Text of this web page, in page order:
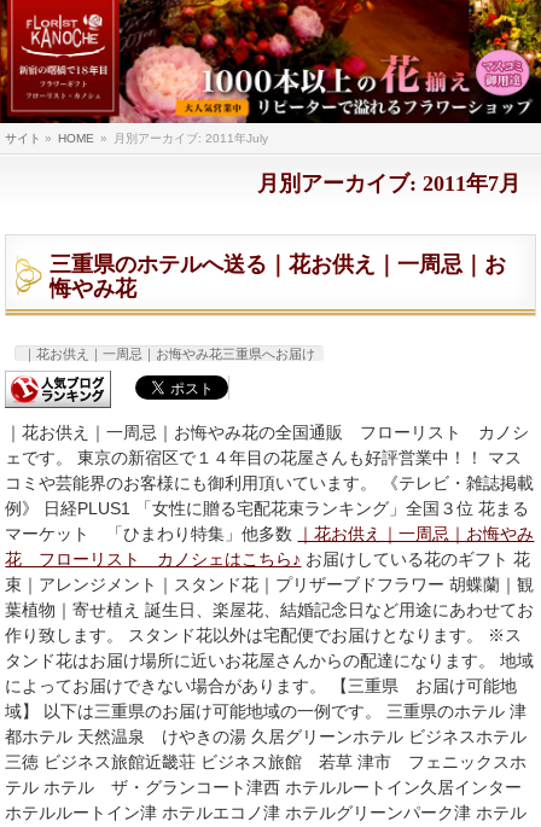
サイト » HOME » 月別アーカイブ: 2011年July
月別アーカイブ: 2011年7月
三重県のホテルへ送る｜花お供え｜一周忌｜お
悔やみ花
｜花お供え｜一周忌｜お悔やみ花三重県へお届け
｜花お供え｜一周忌｜お悔やみ花の全国通販 フローリスト カノシ
ェです。 東京の新宿区で１４年目の花屋さんも好評営業中！！ マス
コミや芸能界のお客様にも御利用頂いています。 《テレビ・雑誌掲載
例》 日経PLUS1 「女性に贈る宅配花束ランキング」全国３位 花まる
マーケット 「ひまわり特集」他多数
｜花お供え｜一周忌｜お悔やみ
花 フローリスト カノシェはこちら♪ お届けしている花のギフト 花
束｜アレンジメント｜スタンド花｜プリザーブドフラワー 胡蝶蘭｜観
葉植物｜寄せ植え 誕生日、楽屋花、結婚記念日など用途にあわせてお
作り致します。 スタンド花以外は宅配便でお届けとなります。 ※ス
タンド花はお届け場所に近いお花屋さんからの配達になります。 地域
によってお届けできない場合があります。 【三重県 お届け可能地
域】 以下は三重県のお届け可能地域の一例です。 三重県のホテル 津
都ホテル 天然温泉 けやきの湯 久居グリーンホテル ビジネスホテル
三徳 ビジネス旅館近畿荘 ビジネス旅館 若草 津市 フェニックスホ
テル ホテル ザ・グランコート津西 ホテルルートイン久居インター
ホテルルートイン津 ホテルエコノ津 ホテルグリーンパーク津 ホテル